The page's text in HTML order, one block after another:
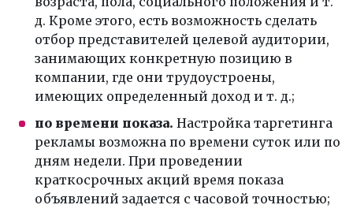
д. Кроме этого, есть возможность сделать
отбор представителей целевой аудитории,
занимающих конкретную позицию в
компании, где они трудоустроены,
имеющих определенный доход и т. д.;
по времени показа. Настройка таргетинга
рекламы возможна по времени суток или по
дням недели. При проведении
краткосрочных акций время показа
объявлений задается с часовой точностью;